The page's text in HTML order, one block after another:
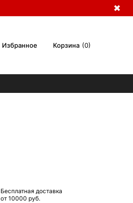
✖
Избранное Корзина 0
Бесплатная доставка
от 10000 руб.